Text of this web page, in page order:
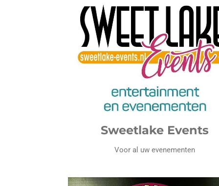
Sweetlake Events
Voor al uw evenementen